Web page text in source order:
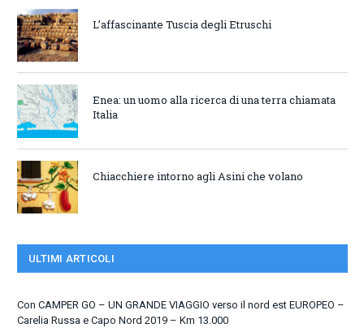
L’affascinante Tuscia degli Etruschi
Enea: un uomo alla ricerca di una terra chiamata
Italia
Chiacchiere intorno agli Asini che volano
ULTIMI ARTICOLI
Con CAMPER GO – UN GRANDE VIAGGIO verso il nord est EUROPEO –
Carelia Russa e Capo Nord 2019 – Km 13.000